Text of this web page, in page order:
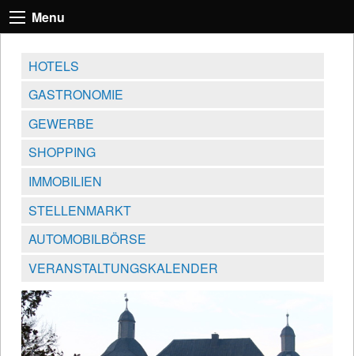
Menu
HOTELS
GASTRONOMIE
GEWERBE
SHOPPING
IMMOBILIEN
STELLENMARKT
AUTOMOBILBÖRSE
VERANSTALTUNGSKALENDER